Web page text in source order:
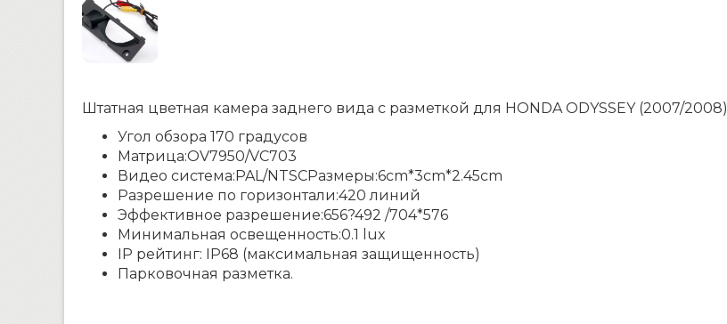
Штатная цветная камера заднего вида с разметкой для HONDA ODYSSEY (2007/2008)
Угол обзора 170 градусов
Матрица:OV7950/VC703
Видео система:PAL/NTSCРазмеры:6cm*3cm*2.45cm
Разрешение по горизонтали:420 линий
Эффективное разрешение:656?492 /704*576
Минимальная освещенность:0.1 lux
IP рейтинг: IP68 (максимальная защищенность)
Парковочная разметка.